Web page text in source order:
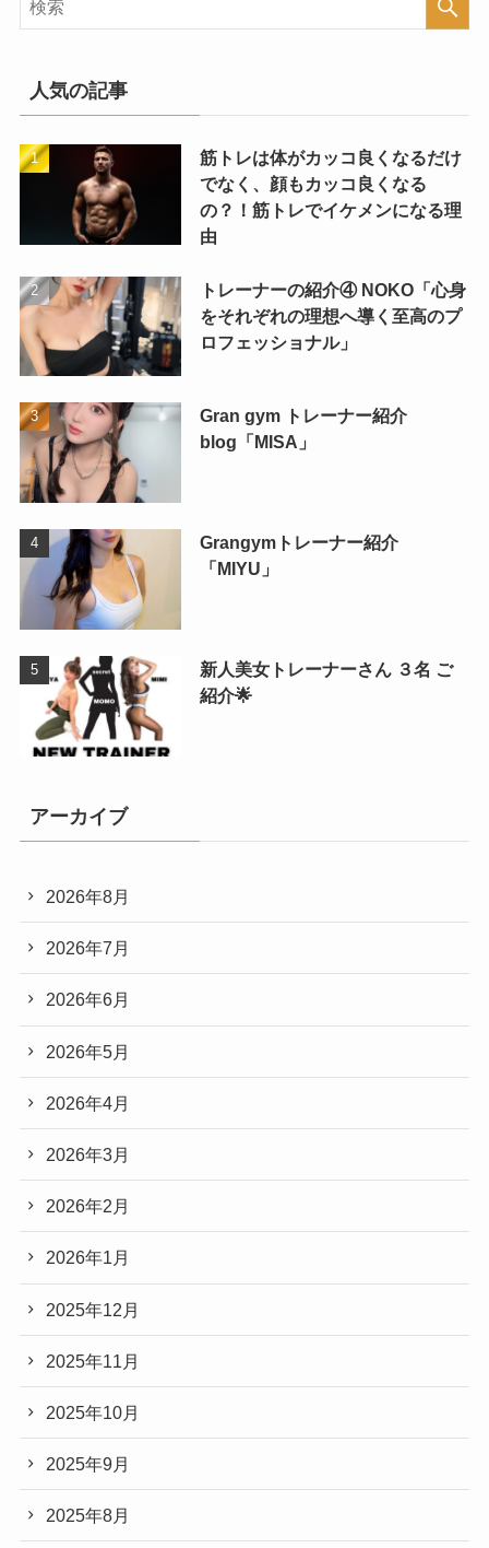
人気の記事
筋トレは体がカッコ良くなるだけ
でなく、顔もカッコ良くなる
の？！筋トレでイケメンになる理
由
トレーナーの紹介④ NOKO「心身
をそれぞれの理想へ導く至高のプ
ロフェッショナル」
Gran gym トレーナー紹介
blog「MISA」
Grangymトレーナー紹介
「MIYU」
新人美女トレーナーさん ３名 ご
紹介🌟
アーカイブ
2026年8月
2026年7月
2026年6月
2026年5月
2026年4月
2026年3月
2026年2月
2026年1月
2025年12月
2025年11月
2025年10月
2025年9月
2025年8月